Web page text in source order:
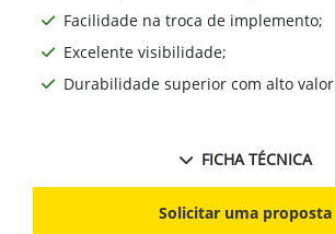
Facilidade na troca de implemento;
Excelente visibilidade;
Durabilidade superior com alto
FICHA TÉCNICA
Solicitar uma proposta